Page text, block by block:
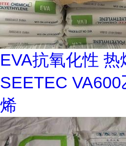
EVA抗氧化性 热
SEETEC VA600
烯